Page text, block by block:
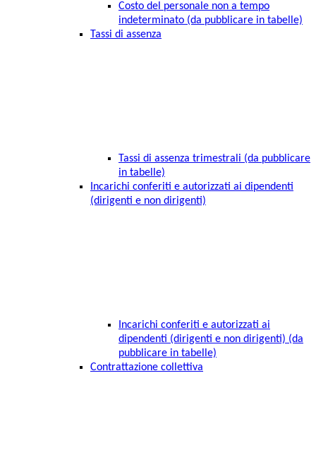
Costo del personale non a tempo
indeterminato (da pubblicare in tabelle)
Tassi di assenza
Tassi di assenza trimestrali (da pubblicare
in tabelle)
Incarichi conferiti e autorizzati ai dipendenti
(dirigenti e non dirigenti)
Incarichi conferiti e autorizzati ai
dipendenti (dirigenti e non dirigenti) (da
pubblicare in tabelle)
Contrattazione collettiva